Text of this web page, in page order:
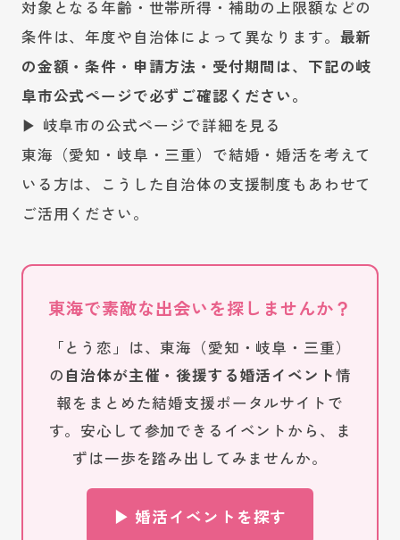
対象となる年齢・世帯所得・補助の上限額などの
条件は、年度や自治体によって異なります。 最新
の金額・条件・申請方法・受付期間は、下記の岐
阜市公式ページで必ずご確認ください。
▶ 岐阜市の公式ページで詳細を見る
東海（愛知・岐阜・三重）で結婚・婚活を考えて
いる方は、こうした自治体の支援制度もあわせて
ご活用ください。
東海で素敵な出会いを探しませんか？
「とう恋」は、東海（愛知・岐阜・三重）
の 自治体が主催・後援する婚活イベント情
報をまとめた結婚支援ポータルサイトで
す。安心して参加できるイベントから、ま
ずは一歩を踏み出してみませんか。
▶ 婚活イベントを探す